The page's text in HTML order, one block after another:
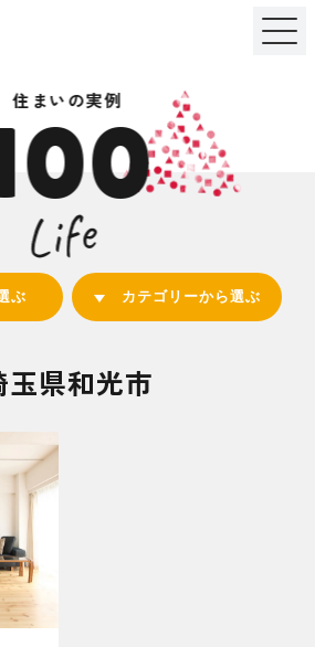
住まいの実例
Life
カテゴリーから選ぶ
ぶ
玉県和光市